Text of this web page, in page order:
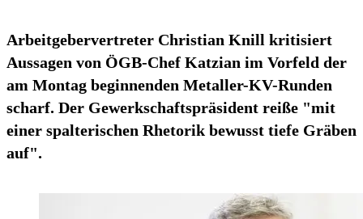
Arbeitgebervertreter Christian Knill kritisiert
Aussagen von ÖGB-Chef Katzian im Vorfeld der
am Montag beginnenden Metaller-KV-Runden
scharf. Der Gewerkschaftspräsident reiße "mit
einer spalterischen Rhetorik bewusst tiefe Gräben
auf".